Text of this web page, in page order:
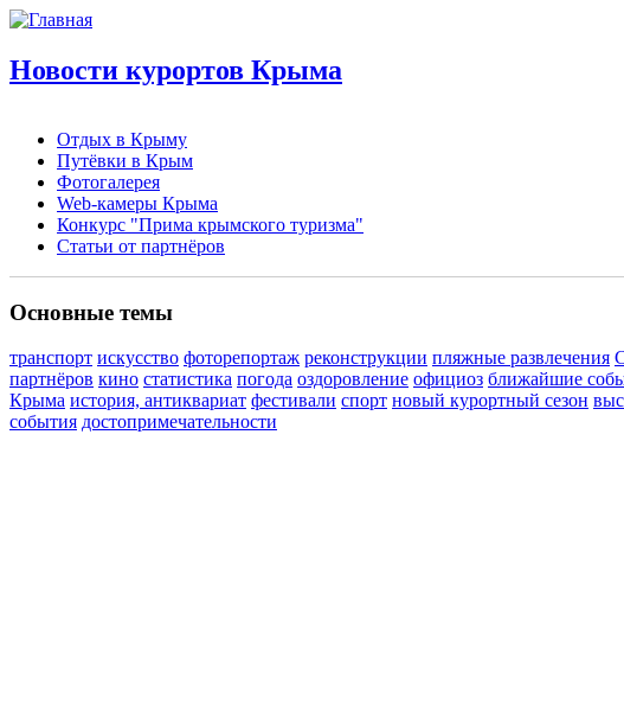
Новости курортов Крыма
Отдых в Крыму
Путёвки в Крым
Фотогалерея
Web-камеры Крыма
Конкурс "Прима крымского туризма"
Статьи от партнёров
Основные темы
транспорт искусство фоторепортаж реконструкции пляжные развлечения
партнёров кино статистика погода оздоровление официоз ближайшие
Крыма история, антиквариат фестивали спорт новый курортный сезон
события достопримечательности